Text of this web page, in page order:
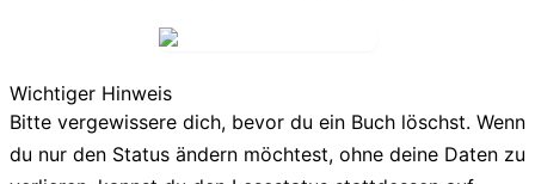
Wichtiger Hinweis
Bitte vergewissere dich, bevor du ein Buch löschst. Wenn
du nur den Status ändern möchtest, ohne deine Daten zu